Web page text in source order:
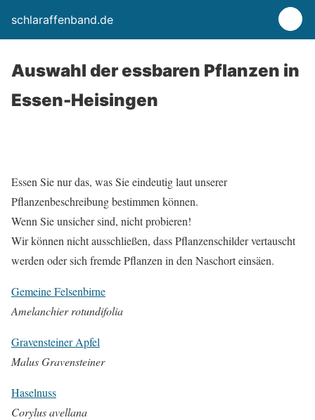
schlaraffenband.de
Auswahl der essbaren Pflanzen in
Essen-Heisingen
Essen Sie nur das, was Sie eindeutig laut unserer
Pflanzenbeschreibung bestimmen können.
Wenn Sie unsicher sind, nicht probieren!
Wir können nicht ausschließen, dass Pflanzenschilder vertauscht
werden oder sich fremde Pflanzen in den Naschort einsäen.
Gemeine Felsenbirne
Amelanchier rotundifolia
Gravensteiner Apfel
Malus Gravensteiner
Haselnuss
Corylus avellana